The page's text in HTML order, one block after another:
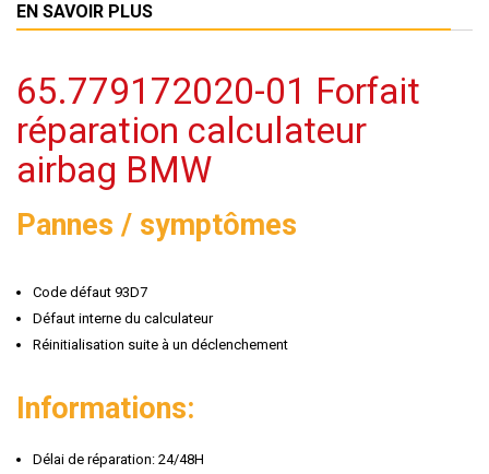
EN SAVOIR PLUS
65.779172020-01 Forfait
réparation calculateur
airbag BMW
Pannes / symptômes
Code défaut 93D7
Défaut interne du calculateur
Réinitialisation suite à un déclenchement
Informations:
Délai de réparation: 24/48H